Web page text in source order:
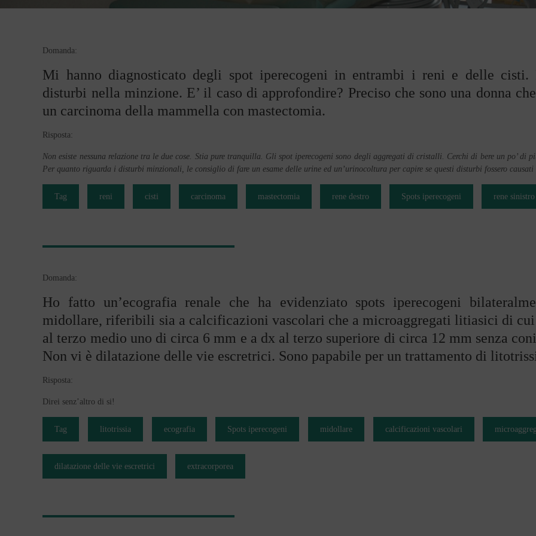
Domanda:
Mi hanno diagnosticato degli spot iperecogeni in entrambi i reni e delle
disturbi nella minzione. E’ il caso di approfondire? Preciso che sono una donna
un carcinoma della mammella con mastectomia.
Risposta:
Non esiste nessuna relazione tra le due cose. Stia pure tranquilla. Gli spot iperecogeni sono degli aggregati di cristalli. Cerchi di bere un po’ di
Per quanto riguarda i disturbi minzionali, le consiglio di fare un esame delle urine ed un’urinocoltura per capire se questi disturbi fossero causati
Tag reni cisti carcinoma mastectomia rene destro Spots iperecogeni rene sinistro
Domanda:
Ho fatto un’ecografia renale che ha evidenziato spots iperecogeni
midollare, riferibili sia a calcificazioni vascolari che a microaggregati litiasici di
al terzo medio uno di circa 6 mm e a dx al terzo superiore di circa 12 mm senza
Non vi è dilatazione delle vie escretrici. Sono papabile per un trattamento di
Risposta:
Direi senz’altro di si!
Tag litotrissia ecografia Spots iperecogeni midollare calcificazioni vascolari
dilatazione delle vie escretrici extracorporea